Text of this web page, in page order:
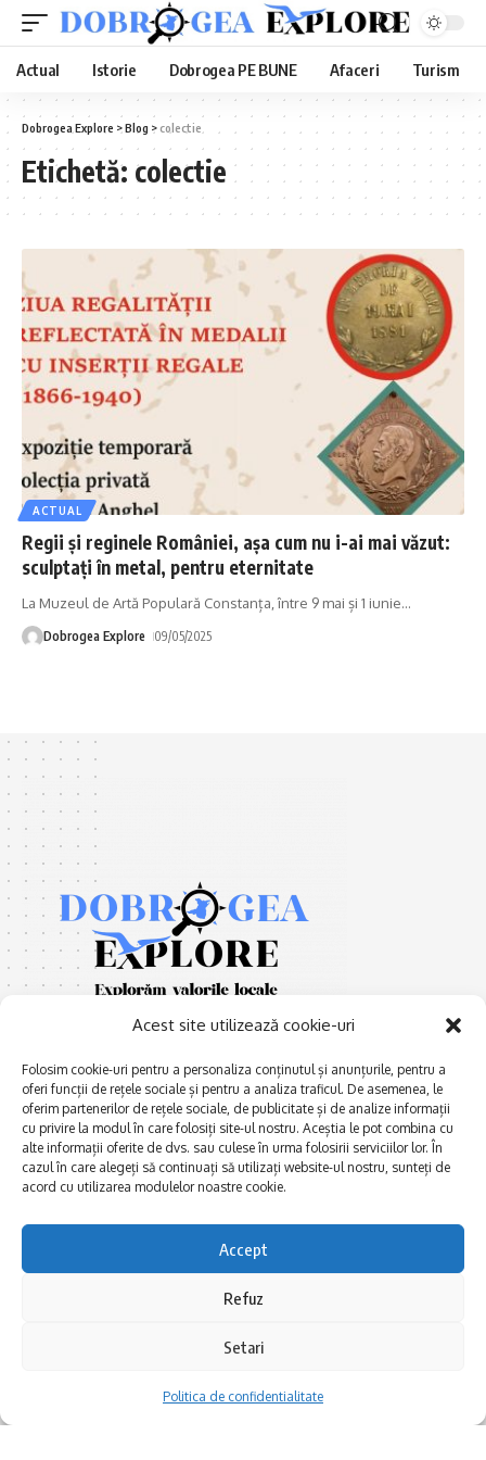
Acest site utilizează cookie-uri
Folosim cookie-uri pentru a personaliza conținutul și anunțurile, pentru a
oferi funcții de rețele sociale și pentru a analiza traficul. De asemenea, le
oferim partenerilor de rețele sociale, de publicitate și de analize informații
cu privire la modul în care folosiți site-ul nostru. Aceștia le pot combina cu
alte informații oferite de dvs. sau culese în urma folosirii serviciilor lor. În
cazul în care alegeți să continuați să utilizați website-ul nostru, sunteți de
acord cu utilizarea modulelor noastre cookie.
Accept
Refuz
Setari
Politica de confidentialitate
Actual Istorie Dobrogea PE BUNE Afaceri Turism
Dobrogea Explore >Blog > colectie
Etichetă: colectie
ACTUAL
Regii și reginele României, așa cum nu i-ai mai văzut:
sculptați în metal, pentru eternitate
La Muzeul de Artă Populară Constanța, între 9 mai și 1 iunie…
Dobrogea Explore 09/05/2025
E xplorăm Dobrogea,
Explorăm valorile locale:
Deltă, Litoral, cele mai mari
lacuri, cele mai vechi orașe,
multe etnii, CELE MAI
Afaceri și meșteșuguri
Actualitate
La Drum cu Ada